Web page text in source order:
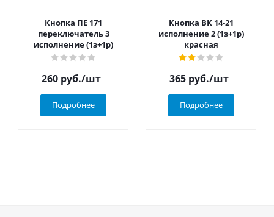
Кнопка ПЕ 171
переключатель 3
исполнение (1з+1р)
260 руб./шт
Подробнее
Кнопка ВК 14-21
исполнение 2 (1з+1р)
красная
365 руб./шт
Подробнее